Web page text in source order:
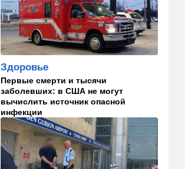
23:58 Мнения
Каждое утро бреющийся
иудей рискует нарушить
заповедь…
23:36 В мире
Филиппины: израильтянин
подрался с "суперменом"-
антисемитом из-за Гитлера,
оба в полиции. ВИДЕО
23:03 Ближний Восток
Попутал берега Ормузского
пролива: Иран ужесточает
Здоровье
Первые смерти и тысячи
заболевших: в США не могут
вычислить источник опасной
инфекции